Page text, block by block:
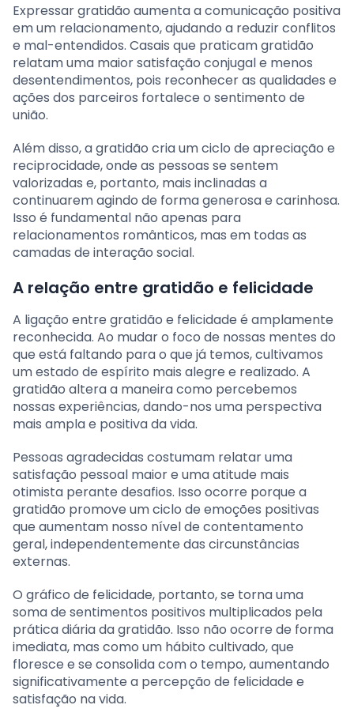
Expressar gratidão aumenta a comunicação positiva
em um relacionamento, ajudando a reduzir conflitos
e mal-entendidos. Casais que praticam gratidão
relatam uma maior satisfação conjugal e menos
desentendimentos, pois reconhecer as qualidades e
ações dos parceiros fortalece o sentimento de
união.
Além disso, a gratidão cria um ciclo de apreciação e
reciprocidade, onde as pessoas se sentem
valorizadas e, portanto, mais inclinadas a
continuarem agindo de forma generosa e carinhosa.
Isso é fundamental não apenas para
relacionamentos românticos, mas em todas as
camadas de interação social.
A relação entre gratidão e felicidade
A ligação entre gratidão e felicidade é amplamente
reconhecida. Ao mudar o foco de nossas mentes do
que está faltando para o que já temos, cultivamos
um estado de espírito mais alegre e realizado. A
gratidão altera a maneira como percebemos
nossas experiências, dando-nos uma perspectiva
mais ampla e positiva da vida.
Pessoas agradecidas costumam relatar uma
satisfação pessoal maior e uma atitude mais
otimista perante desafios. Isso ocorre porque a
gratidão promove um ciclo de emoções positivas
que aumentam nosso nível de contentamento
geral, independentemente das circunstâncias
externas.
O gráfico de felicidade, portanto, se torna uma
soma de sentimentos positivos multiplicados pela
prática diária da gratidão. Isso não ocorre de forma
imediata, mas como um hábito cultivado, que
floresce e se consolida com o tempo, aumentando
significativamente a percepção de felicidade e
satisfação na vida.